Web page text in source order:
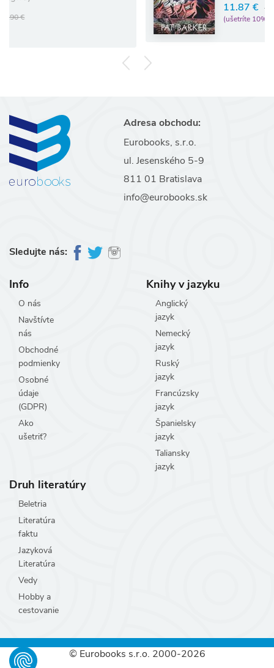
11.87 € 13.19 €
(ušetríte 10%)
Adresa obchodu:
Eurobooks, s.r.o.
ul. Jesenského 5-9
811 01 Bratislava
info@eurobooks.sk
Sledujte nás:
Info
O nás
Navštívte
nás
Obchodné
podmienky
Osobné
údaje
(GDPR)
Ako
ušetriť?
Knihy v jazyku
Anglický
jazyk
Nemecký
jazyk
Ruský
jazyk
Francúzsky
jazyk
Španielsky
jazyk
Taliansky
jazyk
Druh literatúry
Beletria
Literatúra
faktu
Jazyková
Literatúra
Vedy
Hobby a
cestovanie
© Eurobooks s.r.o. 2000-2026